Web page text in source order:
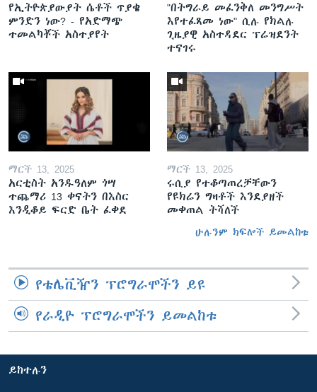
የኢትዮጵያውያት ሴቶች ጥያቄ
ምንድን ነው? - የአድማጭ
ተመልካቾች አስተያየት
"በትግራይ መፈንቅለ መንግሥት
እየተፈጸመ ነው" ሲሉ የክልሉ
ጊዜያዊ አስተዳደር ፕሬዝደንት
ተናገሩ
ማርች 13, 2025
አርቲስት አንዱዓለም ጎሣ
ተጨማሪ 13 ቀናትን በእስር
እንዲቆይ ፍርድ ቤት ፈቀደ
ማርች 13, 2025
ሩሲያ የተቆጣጠረቻቸውን
የዩክሬን ግዛቶች እንደያዘች
መቀጠል ትሻለች
ሁሉንም ክፍሎች ይመልከቱ
የቴሌቪዥን ፕሮግራሞችን ይዩ
የራዲዮ ፕሮግራሞችን ይመልከቱ
ይከተሉን